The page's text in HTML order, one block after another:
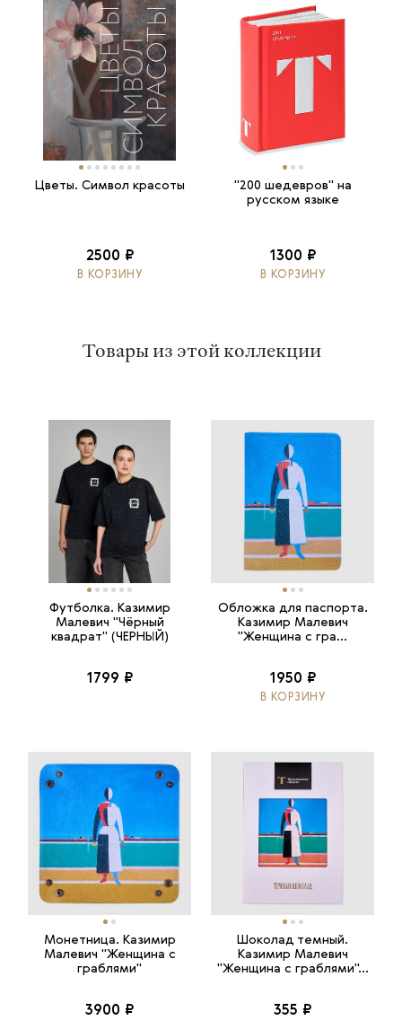
Цветы. Символ красоты
2500 ₽
В КОРЗИНУ
"200 шедевров" на
русском языке
1300 ₽
В КОРЗИНУ
Товары из этой коллекции
Футболка. Казимир
Малевич "Чёрный
квадрат" (ЧЕРНЫЙ)
1799 ₽
Обложка для паспорта.
Казимир Малевич
"Женщина с гра...
1950 ₽
В КОРЗИНУ
Монетница. Казимир
Малевич "Женщина с
граблями"
3900 ₽
Шоколад темный.
Казимир Малевич
"Женщина с граблями"...
355 ₽